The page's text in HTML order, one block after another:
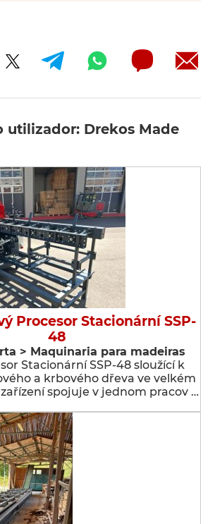
utilizador: Drekos Made
Procesor Stacionární SSP-
48
> Maquinaria para madeiras
Stacionární SSP-48 sloužící k
a krbového dřeva ve velkém
spojuje v jednom pracov …